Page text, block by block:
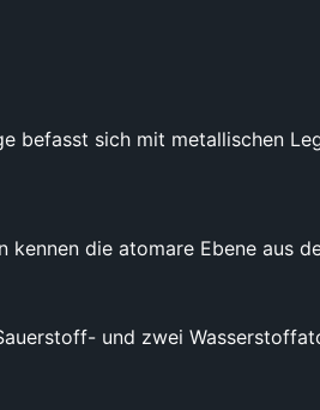
befasst sich mit metallischen
kennen die atomare Ebene aus
und zwei